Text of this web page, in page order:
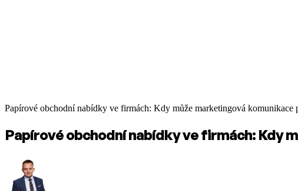
Papírové obchodní nabídky ve firmách: Kdy může marketingová komunikace
Papírové obchodní nabídky ve firmách: Kdy